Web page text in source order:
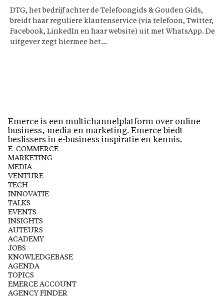
DTG, het bedrijf achter de Telefoongids & Gouden Gids,
breidt haar reguliere klantenservice (via telefoon, Twitter,
Facebook, LinkedIn en haar website) uit met WhatsApp. De
uitgever zegt hiermee het...
Emerce is een multichannelplatform over online
business, media en marketing. Emerce biedt
beslissers in e-business inspiratie en kennis.
E-COMMERCE
MARKETING
MEDIA
VENTURE
TECH
INNOVATIE
TALKS
EVENTS
INSIGHTS
AUTEURS
ACADEMY
JOBS
KNOWLEDGEBASE
AGENDA
TOPICS
EMERCE ACCOUNT
AGENCY FINDER